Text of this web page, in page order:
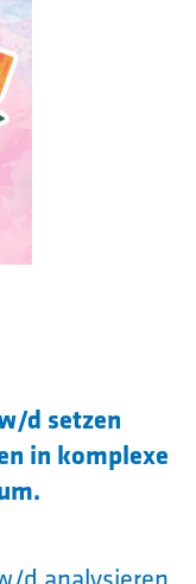
d setzen
in komplexe